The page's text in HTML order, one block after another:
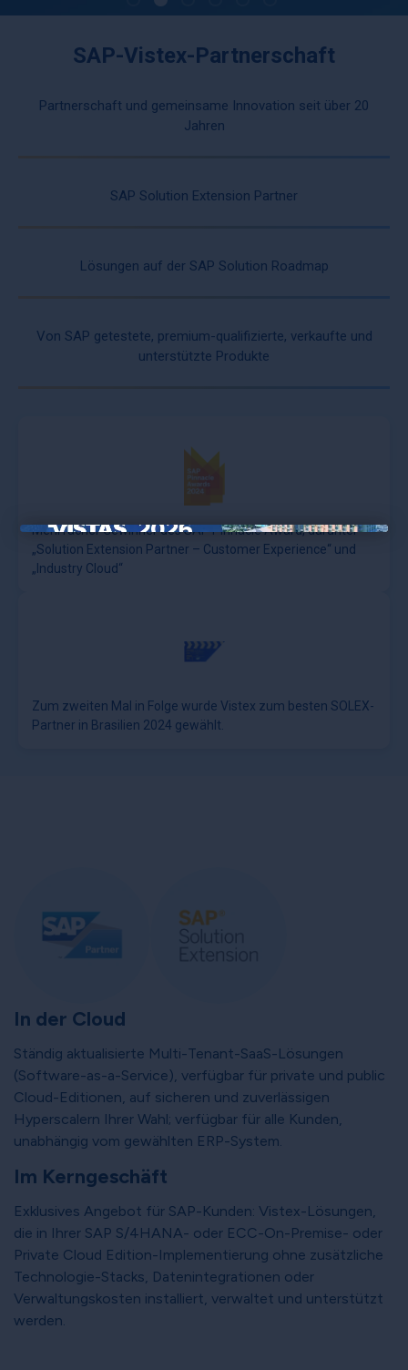
SAP-Vistex-Partnerschaft
Partnerschaft und gemeinsame Innovation seit über 20
Jahren
SAP Solution Extension Partner
Lösungen auf der SAP Solution Roadmap
Von SAP getestete, premium-qualifizierte, verkaufte und
unterstützte Produkte
Mehrfacher Gewinner des SAP Pinnacle Award, darunter
„Solution Extension Partner – Customer Experience“ und
„Industry Cloud“
Zum zweiten Mal in Folge wurde Vistex zum besten SOLEX-
Partner in Brasilien 2024 gewählt.
In der Cloud
Ständig aktualisierte Multi-Tenant-SaaS-Lösungen
(Software-as-a-Service), verfügbar für private und public
Cloud-Editionen, auf sicheren und zuverlässigen
Hyperscalern Ihrer Wahl; verfügbar für alle Kunden,
unabhängig vom gewählten ERP-System.
Im Kerngeschäft
Exklusives Angebot für SAP-Kunden: Vistex-Lösungen,
die in Ihrer SAP S/4HANA- oder ECC-On-Premise- oder
Private Cloud Edition-Implementierung ohne zusätzliche
Technologie-Stacks, Datenintegrationen oder
Verwaltungskosten installiert, verwaltet und unterstützt
werden.